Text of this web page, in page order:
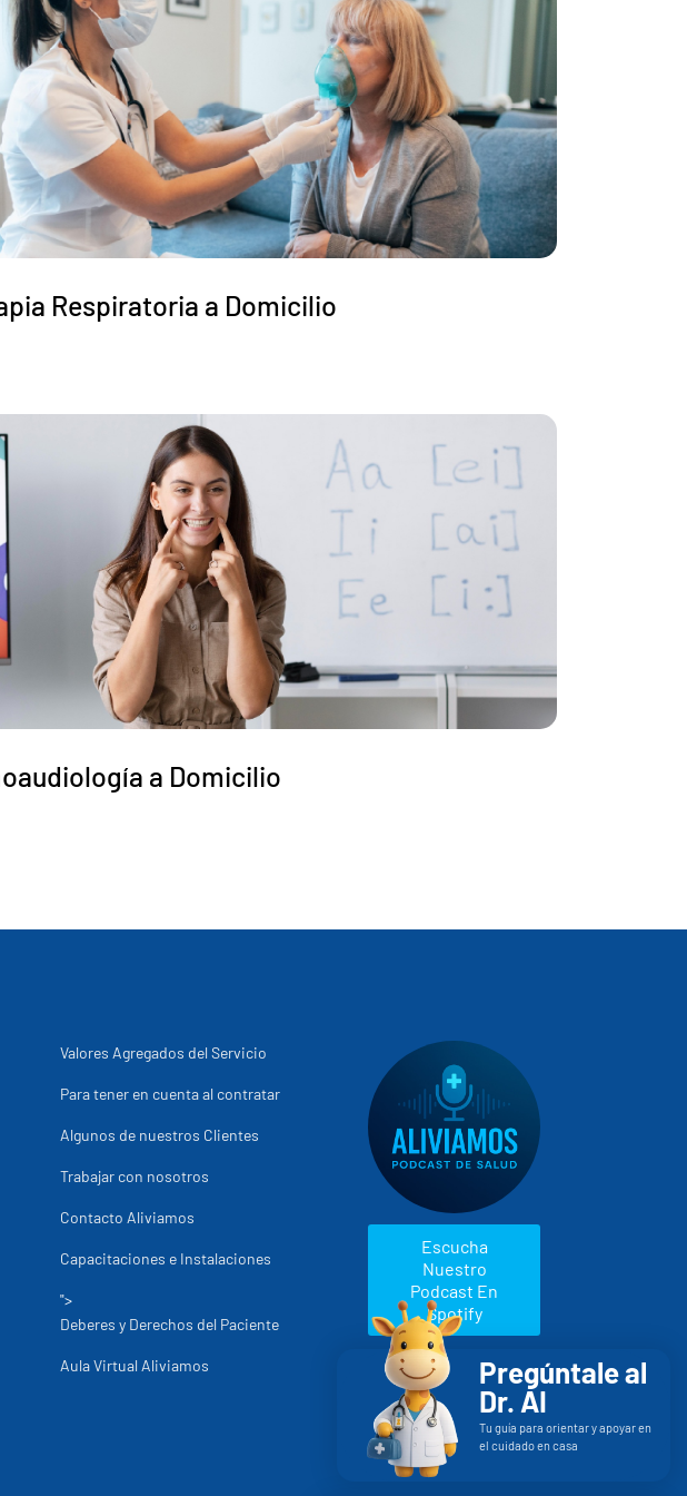
Pregúntale al
Dr. AI
Tu guía para orientar y apoyar en
el cuidado en casa
Respiratoria a Domicilio
a Domicilio
Valores Agregados del Servicio
Para tener en cuenta al contratar
Algunos de nuestros Clientes
Trabajar con nosotros
Contacto Aliviamos
Capacitaciones e Instalaciones
">
Deberes y Derechos del Paciente
Aula Virtual Aliviamos
Escucha
Nuestro
Podcast En
Spotify